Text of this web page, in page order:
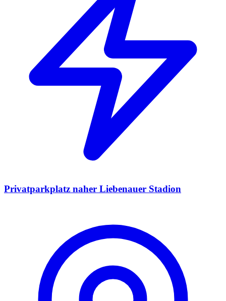
Privatparkplatz naher Liebenauer Stadion